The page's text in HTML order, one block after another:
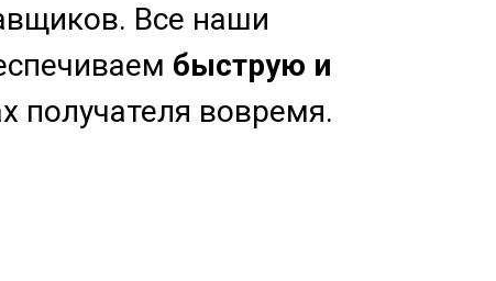
Все наши
быструю и
получателя вовремя.